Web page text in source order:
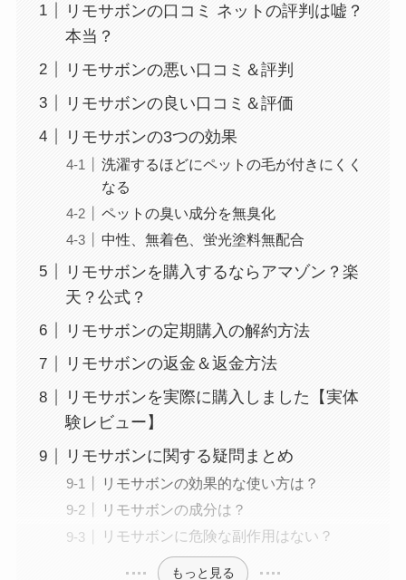
リモサボンの口コミ ネットの評判は嘘？
本当？
リモサボンの悪い口コミ＆評判
リモサボンの良い口コミ＆評価
リモサボンの3つの効果
洗濯するほどにペットの毛が付きにくく
なる
ペットの臭い成分を無臭化
中性、無着色、蛍光塗料無配合
リモサボンを購入するならアマゾン？楽
天？公式？
リモサボンの定期購入の解約方法
リモサボンの返金＆返金方法
リモサボンを実際に購入しました【実体
験レビュー】
リモサボンに関する疑問まとめ
リモサボンの効果的な使い方は？
リモサボンの成分は？
リモサボンに危険な副作用はない？
もっと見る